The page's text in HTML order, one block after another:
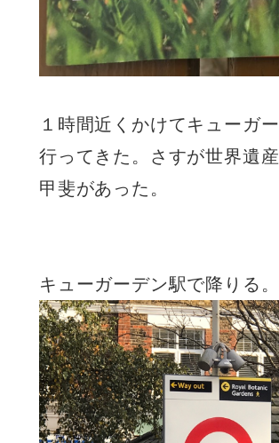
１時間近くかけてキューガ
行ってきた。さすが世界遺
甲斐があった。
キューガーデン駅で降りる。